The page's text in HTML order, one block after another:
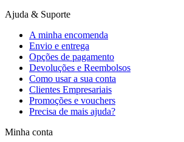
Ajuda & Suporte
A minha encomenda
Envio e entrega
Opções de pagamento
Devoluções e Reembolsos
Como usar a sua conta
Clientes Empresariais
Promoções e vouchers
Precisa de mais ajuda?
Minha conta